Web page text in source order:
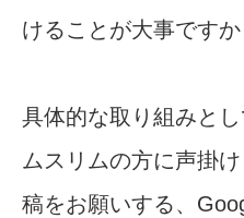
けることが大事ですか
具体的な取り組みと
ムスリムの方に声掛
稿をお願いする、